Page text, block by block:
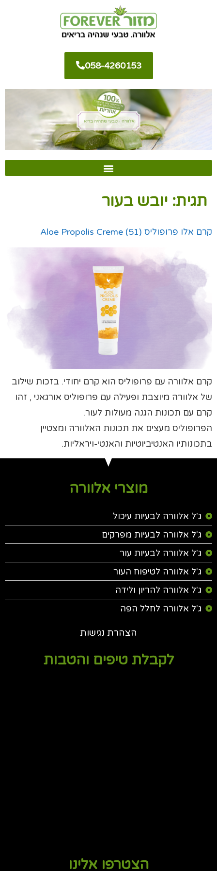
058-4260153
תגית: יובש בעור
קרם אלו פרופוליס (51) Aloe Propolis Creme
קרם אלוורה עם פרופוליס הוא קרם יחודי. בזכות שילוב
של אלוורה מיוצבת ופעילה עם פרופוליס אורגאני , זהו
קרם עם תכונות הגנה מעולות לעור.
הפרופוליס מעצים את תכונות האלוורה ומצטיין
בתכונותיו האנטיביוטיות והאנטי-ויראליות.
מוצרי אלוורה
ג'ל אלוורה לבעיות עיכול
ג'ל אלוורה לבעיות מפרקים
ג'ל אלוורה לבעיות עור
ג'ל אלוורה לטיפוח העור
ג'ל אלוורה להריון ולידה
ג'ל אלוורה לחלל הפה
הצהרת נגישות
לקבלת טיפים והטבות
הצטרפו אלינו